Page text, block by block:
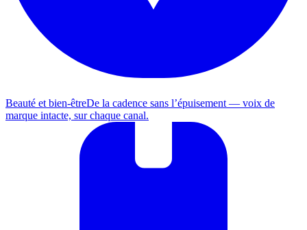
Beauté et bien-êtreDe la cadence sans l’épuisement — voix de
marque intacte, sur chaque canal.